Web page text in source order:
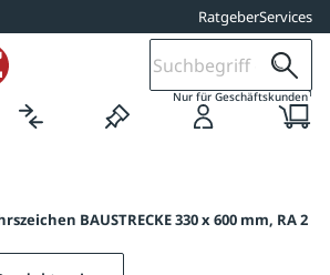
RatgeberServices
Nur für Geschäftskunden1
BAUSTRECKE 330 x 600 mm, RA 2